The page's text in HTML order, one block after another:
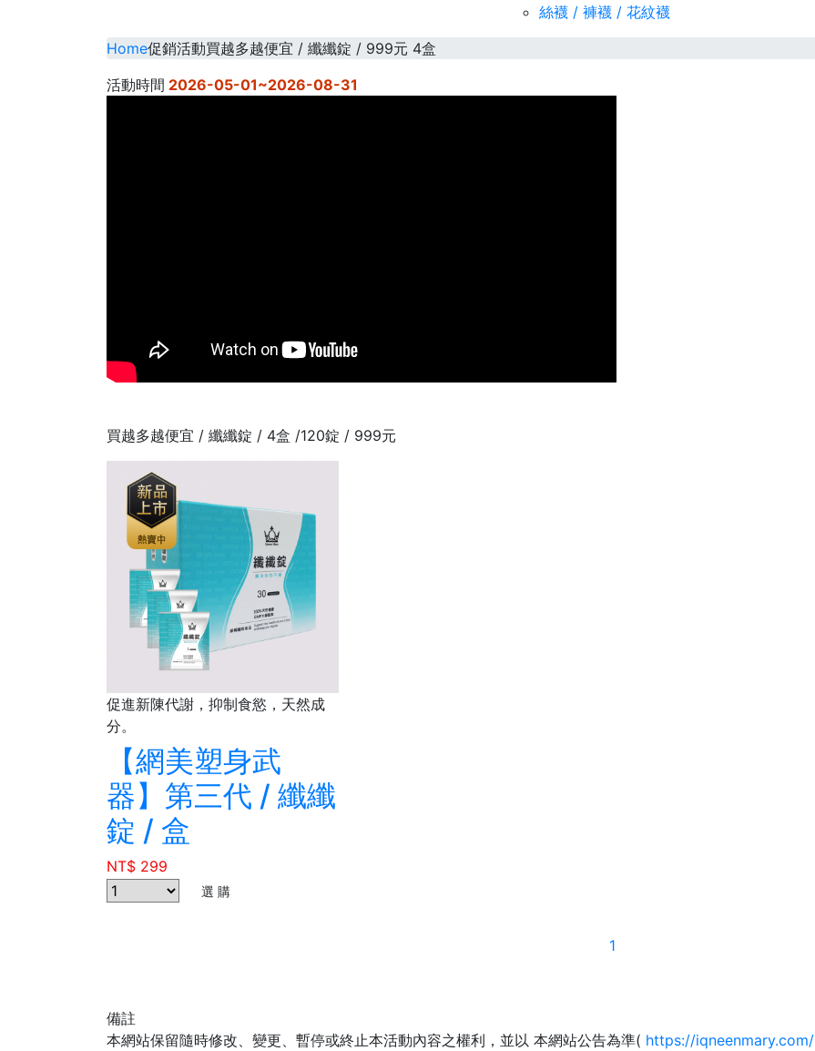
絲襪 / 褲襪 / 花紋襪
Home促銷活動買越多越便宜 / 纖纖錠 / 999元 4盒
活動時間 2026-05-01~2026-08-31
買越多越便宜 / 纖纖錠 / 4盒 /120錠 / 999元
促進新陳代謝，抑制食慾，天然成
分。
【網美塑身武
器】第三代 / 纖纖
錠 / 盒
NT$ 299
選 購
1
備註
本網站保留隨時修改、變更、暫停或終止本活動內容之權利，並以 本網站公告為準( https://iqneenmary.com/